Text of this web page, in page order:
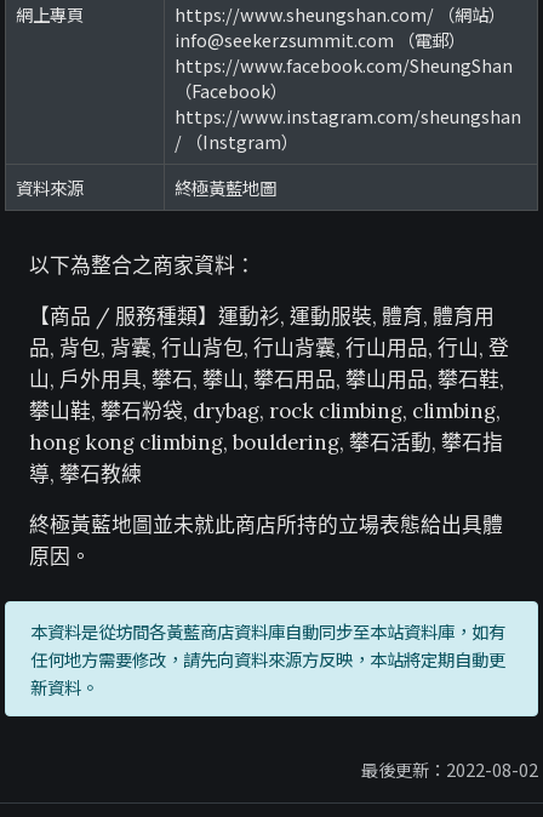
網上專頁
https://www.sheungshan.com/ （網站）
info@seekerzsummit.com （電郵）
https://www.facebook.com/SheungShan
（Facebook）
https://www.instagram.com/sheungshan
/ （Instgram）
資料來源
終極黃藍地圖
以下為整合之商家資料：
【商品 / 服務種類】運動衫, 運動服裝, 體育, 體育用
品, 背包, 背囊, 行山背包, 行山背囊, 行山用品, 行山, 登
山, 戶外用具, 攀石, 攀山, 攀石用品, 攀山用品, 攀石鞋,
攀山鞋, 攀石粉袋, drybag, rock climbing, climbing,
hong kong climbing, bouldering, 攀石活動, 攀石指
導, 攀石教練
終極黃藍地圖並未就此商店所持的立場表態給出具體
原因。
本資料是從坊間各黃藍商店資料庫自動同步至本站資料庫，如有
任何地方需要修改，請先向資料來源方反映，本站將定期自動更
新資料。
最後更新：2022-08-02